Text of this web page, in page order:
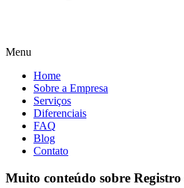
Menu
Home
Sobre a Empresa
Serviços
Diferenciais
FAQ
Blog
Contato
Muito conteúdo sobre Registro